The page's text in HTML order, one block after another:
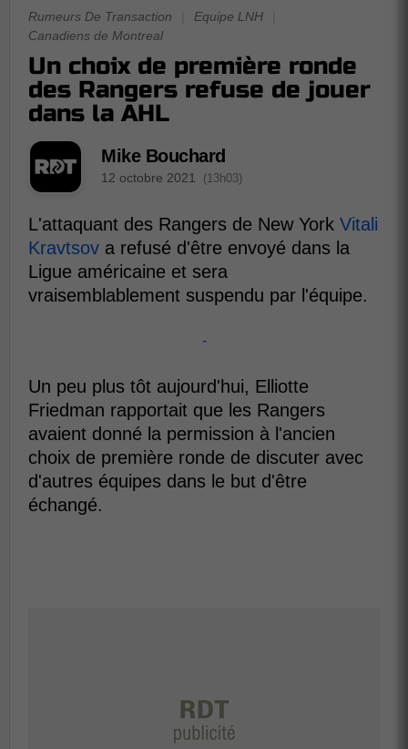
Rumeurs De Transaction Equipe LNH
Canadiens de Montreal
Un choix de première ronde
des Rangers refuse de jouer
dans la AHL
Mike Bouchard
12 octobre 2021 (13h03)
L'attaquant des Rangers de New York Vitali
Kravtsov a refusé d'être envoyé dans la
Ligue américaine et sera
vraisemblablement suspendu par l'équipe.
-
Un peu plus tôt aujourd'hui, Elliotte
Friedman rapportait que les Rangers
avaient donné la permission à l'ancien
choix de première ronde de discuter avec
d'autres équipes dans le but d'être
échangé.